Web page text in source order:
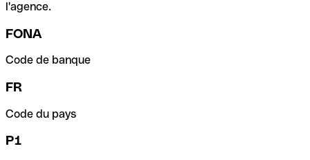
l'agence.
FONA
Code de banque
FR
Code du pays
P1